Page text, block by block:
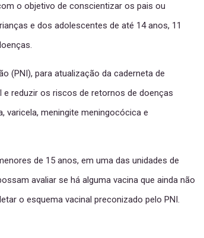
o objetivo de conscientizar os pais ou
e dos adolescentes de até 14 anos, 11
(PNI), para atualização da caderneta de
reduzir os riscos de retornos de doenças
varicela, meningite meningocócica e
de 15 anos, em uma das unidades de
avaliar se há alguma vacina que ainda não
o esquema vacinal preconizado pelo PNI.